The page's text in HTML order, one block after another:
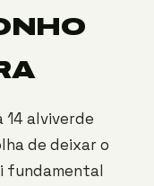
14 alviverde
de deixar o
fundamental